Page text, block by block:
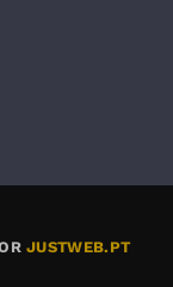
JUSTWEB.PT